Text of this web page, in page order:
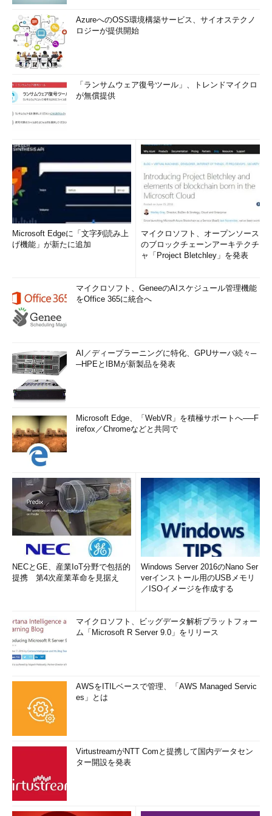
AzureへのOSS環境構築サービス、サイオステクノ
ロジーが提供開始
「ランサムウェア復号ツール」、トレンドマイクロ
が無償提供
Microsoft Edgeに「文字列読み上
げ機能」が新たに追加
マイクロソフト、オープンソース
のブロックチェーンアーキテクチ
ャ「Project Bletchley」を発表
マイクロソフト、GeneeのAIスケジュール管理機能
をOffice 365に統合へ
AI／ディープラーニングに特化、GPUサーバ続々─
─HPEとIBMが新製品を発表
Microsoft Edge、「WebVR」を積極サポートへ──F
irefox／Chromeなどと共同で
NECとGE、産業IoT分野で包括的
提携 第4次産業革命を見据え
Windows Server 2016のNano Ser
verインストール用のUSBメモリ
／ISOイメージを作成する
マイクロソフト、ビッグデータ解析プラットフォー
ム「Microsoft R Server 9.0」をリリース
AWSをITILベースで管理、「AWS Managed Servic
es」とは
VirtustreamがNTT Comと提携して国内データセン
ター開設を発表